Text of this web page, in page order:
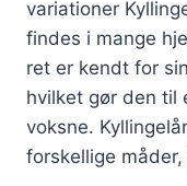
variationer
findes i mange
ret er kendt for
hvilket gør den til
voksne.
forskellige